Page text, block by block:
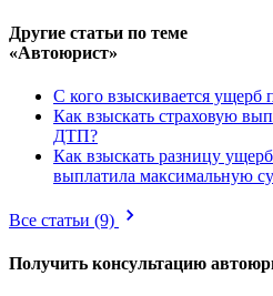
Другие статьи по теме
«Автоюрист»
С кого взыскивается ущерб
Как взыскать страховую
ДТП?
Как взыскать разницу
выплатила максимальную
Все статьи (9)
Получить консультацию